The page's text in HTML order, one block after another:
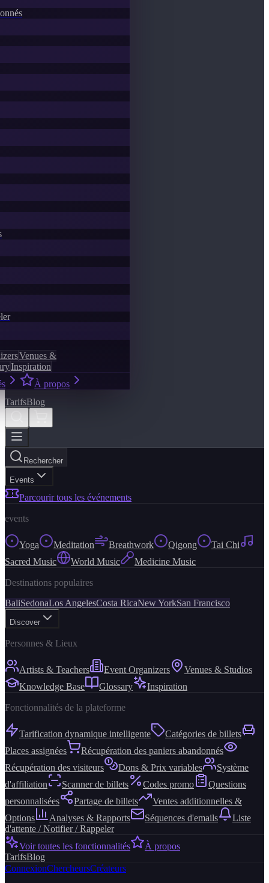
Venues &
Inspiration
À propos
TarifsBlog
Rechercher
Events
Parcourir tous les événements
events
Yoga Meditation Breathwork Qigong
Tai Chi
Sacred Music
World Music Medicine Music
Destinations populaires
BaliSedonaLos AngelesCosta RicaNew YorkSan Francisco
Discover
Personnes & Lieux
Artists & Teachers Event Organizers
Venues & Studios
Knowledge Base
Glossary Inspiration
Fonctionnalités de la plateforme
Tarification dynamique intelligente
Catégories de billets
Places assignées
Récupération des paniers abandonnés
Récupération des visiteurs
Dons & Prix variables
Système
d'affiliation
Scanner de billets Codes promo
Questions
personnalisées
Partage de billets
Ventes additionnelles &
Options
Analyses & Rapports Séquences d'emails
Liste
d'attente / Notifier / Rappeler
Voir toutes les fonctionnalités
À propos
TarifsBlog
ConnexionChercheursCréateurs